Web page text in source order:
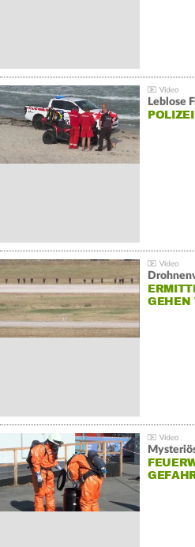
Leblose
GEHEN